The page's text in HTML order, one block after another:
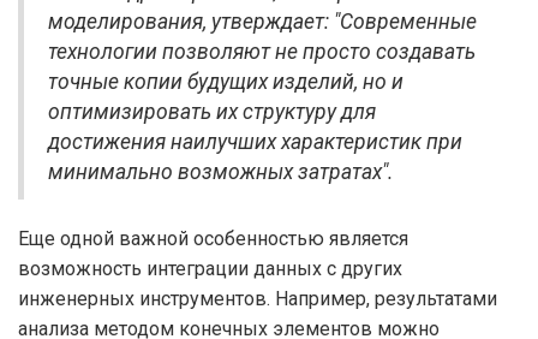
моделирования, утверждает: "Современные
технологии позволяют не просто создавать
точные копии будущих изделий, но и
оптимизировать их структуру для
достижения наилучших характеристик при
минимально возможных затратах".
Еще одной важной особенностью является
возможность интеграции данных с других
инженерных инструментов. Например, результатами
анализа методом конечных элементов можно